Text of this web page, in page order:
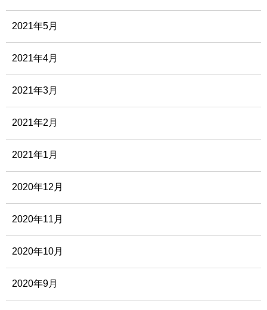
2021年5月
2021年4月
2021年3月
2021年2月
2021年1月
2020年12月
2020年11月
2020年10月
2020年9月